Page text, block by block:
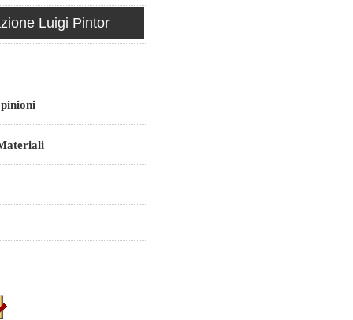
Luigi Pintor